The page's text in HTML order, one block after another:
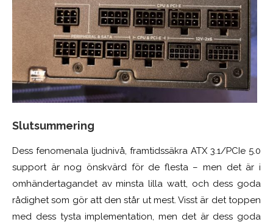
Slutsummering
Dess fenomenala ljudnivå, framtidssäkra ATX 3.1/PCIe 5.0
support är nog önskvärd för de flesta – men det är i
omhändertagandet av minsta lilla watt, och dess goda
rådighet som gör att den står ut mest. Visst är det toppen
med dess tysta implementation, men det är dess goda